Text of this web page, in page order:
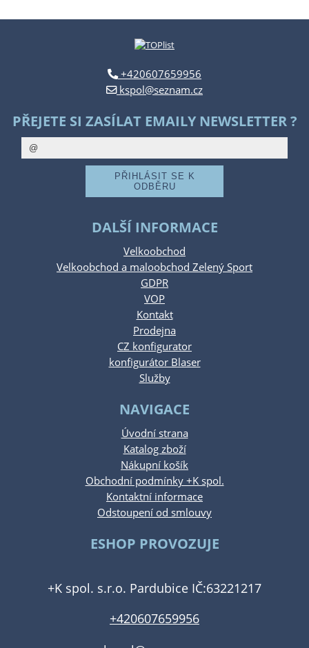
+420607659956
kspol@seznam.cz
PŘEJETE SI ZASÍLAT EMAILY NEWSLETTER ?
DALŠÍ INFORMACE
Velkoobchod
Velkoobchod a maloobchod Zelený Sport
GDPR
VOP
Kontakt
Prodejna
CZ konfigurator
konfigurátor Blaser
Služby
NAVIGACE
Úvodní strana
Katalog zboží
Nákupní košík
Obchodní podmínky +K spol.
Kontaktní informace
Odstoupení od smlouvy
ESHOP PROVOZUJE
+K spol. s.r.o. Pardubice IČ:63221217
+420607659956